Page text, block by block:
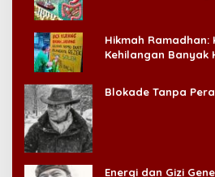
Hikmah Ramadhan:
Kehilangan Banyak
Blokade Tanpa
Energi dan Gizi